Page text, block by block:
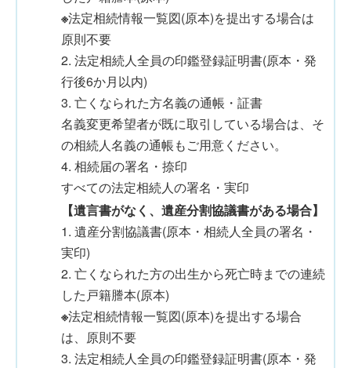
※法定相続情報一覧図(原本)を提出する場合は
原則不要
2. 法定相続人全員の印鑑登録証明書(原本・発
行後6か月以内)
3. 亡くなられた方名義の通帳・証書
名義変更希望者が既に取引している場合は、そ
の相続人名義の通帳もご用意ください。
4. 相続届の署名・捺印
すべての法定相続人の署名・実印
【遺言書がなく、遺産分割協議書がある場合】
1. 遺産分割協議書(原本・相続人全員の署名・
実印)
2. 亡くなられた方の出生から死亡時までの連続
した戸籍謄本(原本)
※法定相続情報一覧図(原本)を提出する場合
は、原則不要
3. 法定相続人全員の印鑑登録証明書(原本・発